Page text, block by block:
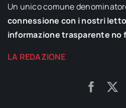
Un unico comune
connessione con i nostri
informazione trasparente no
LA REDAZIONE